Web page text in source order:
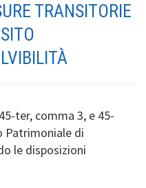
TRANSITORIE
ter, comma 3, e 45-
Patrimoniale di
le disposizioni